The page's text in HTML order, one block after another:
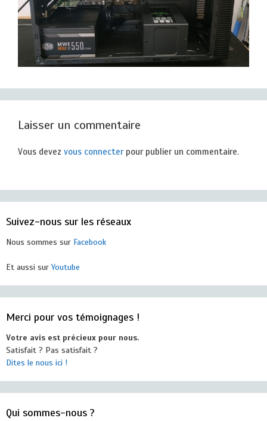
Laisser un commentaire
Vous devez vous connecterpour publier un commentaire.
Suivez-nous sur les réseaux
Nous sommes sur Facebook
Et aussi surYoutube
Merci pour vos témoignages !
Votre avis est précieux pour nous.
Satisfait ? Pas satisfait ?
Dites le nous ici !
Qui sommes-nous ?